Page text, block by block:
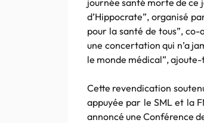
journée santé morte de ce
d’Hippocrate”, organisé
pour la santé de tous”,
une concertation qui n’a
le monde médical”,
Cette revendication
appuyée par le SML et la
annoncé une Conférence